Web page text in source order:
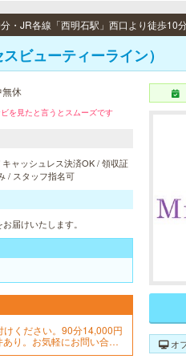
・JR各線「西明石駅」西口より徒歩10
ビューティーライン）
休
を見たと言うとスムーズです
ャッシュレス決済OK / 領収証
/ スタッフ指名可
届けいたします。
ください。90分14,000円
り。お気軽にお問い合せ
オ